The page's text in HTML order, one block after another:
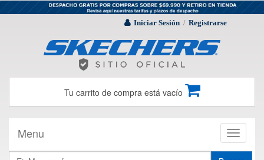
Iniciar Sesión / Registrarse
Tu carrito de compra está vacío
Toggle
Menu